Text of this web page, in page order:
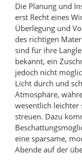
Die Planung und
erst Recht eines
Überlegung und
des richtigen
sind für ihre
bekannt, ein
jedoch nicht
Licht durch und
Atmosphäre,
wesentlich leichter
streuen. Dazu
eine sparsame,
Abende auf der